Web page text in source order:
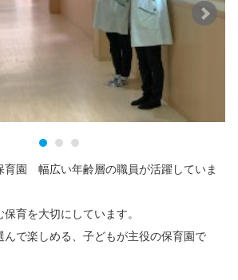
育園 幅広い年齢層の職員が活躍していま
育を大切にしています。
んで楽しめる、子どもが主役の保育園で